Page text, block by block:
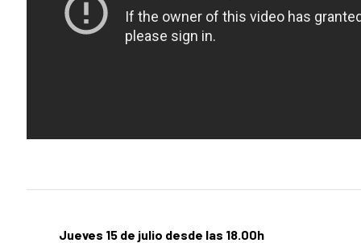
Jueves 15 de julio desde las 18.00h